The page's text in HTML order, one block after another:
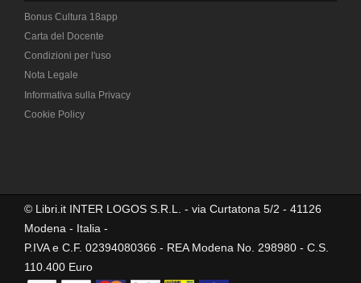
Bonus Cultura 18app
Carta del Docente
Condizioni per l'uso
Nota Legale
Informativa sulla Privacy
Cookie Policy
© Libri.it INTER LOGOS S.R.L. - via Curtatona 5/2 - 41126
Modena - Italia -
P.IVA e C.F. 02394080366 - REA Modena No. 298980 - C.S.
110.400 Euro